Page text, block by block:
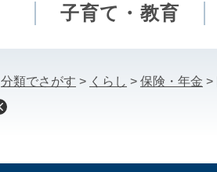
子育て・教育
分類でさがす > くらし > 保険・年金 >